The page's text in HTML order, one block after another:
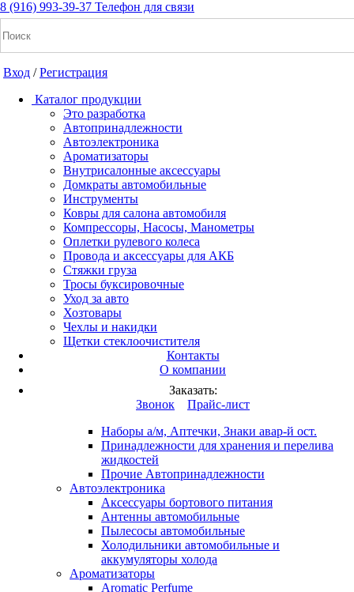
8 (916) 993-39-37 Телефон для связи
Вход /Регистрация
Каталог продукции
Это разработка
Автопринадлежности
Автоэлектроника
Ароматизаторы
Внутрисалонные аксессуары
Домкраты автомобильные
Инструменты
Ковры для салона автомобиля
Компрессоры, Насосы, Манометры
Оплетки рулевого колеса
Провода и аксессуары для АКБ
Стяжки груза
Тросы буксировочные
Уход за авто
Хозтовары
Чехлы и накидки
Щетки стеклоочистителя
Контакты
О компании
Заказать:
Звонок
Прайс-лист
+7(916) 993-39-37
Заказать звонок
Notice: Undefined index: cart_total in
/home/a/a2dm2020/a2dm.ru/public_html/wa-
cache/apps/shop/templates/compiled/shop_ru_RU/ad/3d/07/
on line 260 Notice: Trying to get property of non-object in
/home/a/a2dm2020/a2dm.ru/public_html/wa-
cache/apps/shop/templates/compiled/shop_ru_RU/ad/3d/07/
on line 260 0Р
Это разработка
Наборы а/м, Аптечки, Знаки авар-й ост.
Принадлежности для хранения и перелива
жидкостей
Прочие Автопринадлежности
Автоэлектроника
Аксессуары бортового питания
Антенны автомобильные
Пылесосы автомобильные
Холодильники автомобильные и
аккумуляторы холода
Ароматизаторы
Aromatic Perfume